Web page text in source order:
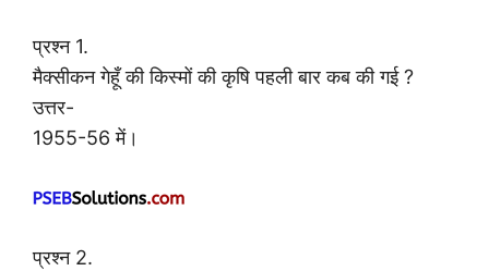
प्रश्न 1.
मैक्सीकन गेहूँ की किस्मों की कृषि पहली बार कब की गई ?
उत्तर-
1955-56 में।
प्रश्न 2.